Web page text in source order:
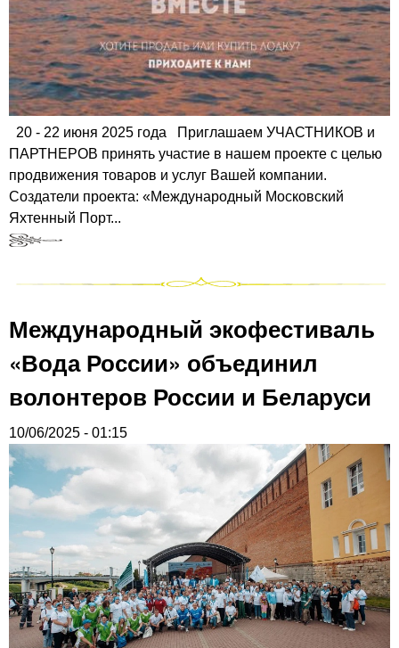
20 - 22 июня 2025 года Приглашаем УЧАСТНИКОВ и
ПАРТНЕРОВ принять участие в нашем проекте с целью
продвижения товаров и услуг Вашей компании.
Создатели проекта: «Международный Московский
Яхтенный Порт...
Международный экофестиваль
«Вода России» объединил
волонтеров России и Беларуси
10/06/2025 - 01:15